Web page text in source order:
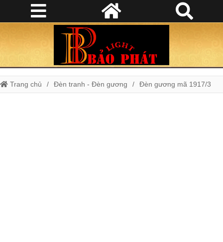
Trang chủ Đèn tranh - Đèn gương Đèn gương mã 1917/3